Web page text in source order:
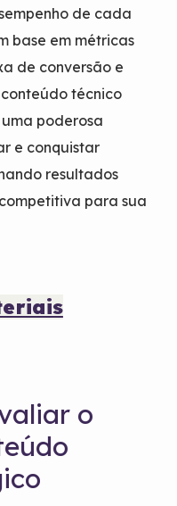
de cada
base em métricas
de conversão e
técnico
poderosa
e conquistar
resultados
para sua
o